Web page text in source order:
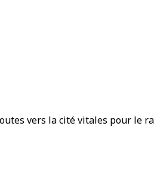
vers la cité vitales pour le